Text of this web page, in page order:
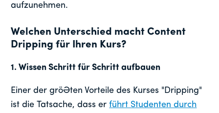
aufzunehmen.
Welchen Unterschied macht Content
Dripping für Ihren Kurs?
1.Wissen Schritt für Schritt aufbauen
Einer der größten Vorteile des Kurses "Dripping"
ist die Tatsache, dass erführt Studenten durch